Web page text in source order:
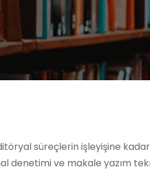
süreçlerin işleyişine
denetimi ve makale yazım